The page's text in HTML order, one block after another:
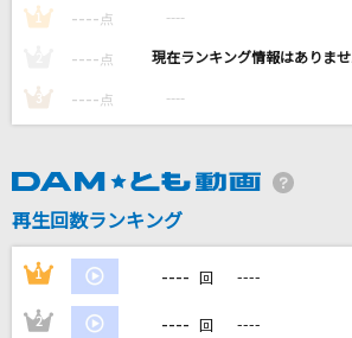
[生音]ちりぬるを
DAMの新曲・ランキングなど
1 ---- 点 ----
---- 点 ----
3 ---- 点 ----
再生回数ランキング
1 ---- 回 ----
2 ---- 回 ----